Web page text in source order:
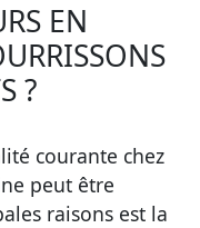
EN
?
courante chez
peut être
raisons est la